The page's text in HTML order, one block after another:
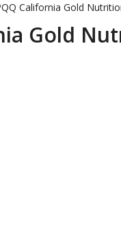
California Gold
Gold